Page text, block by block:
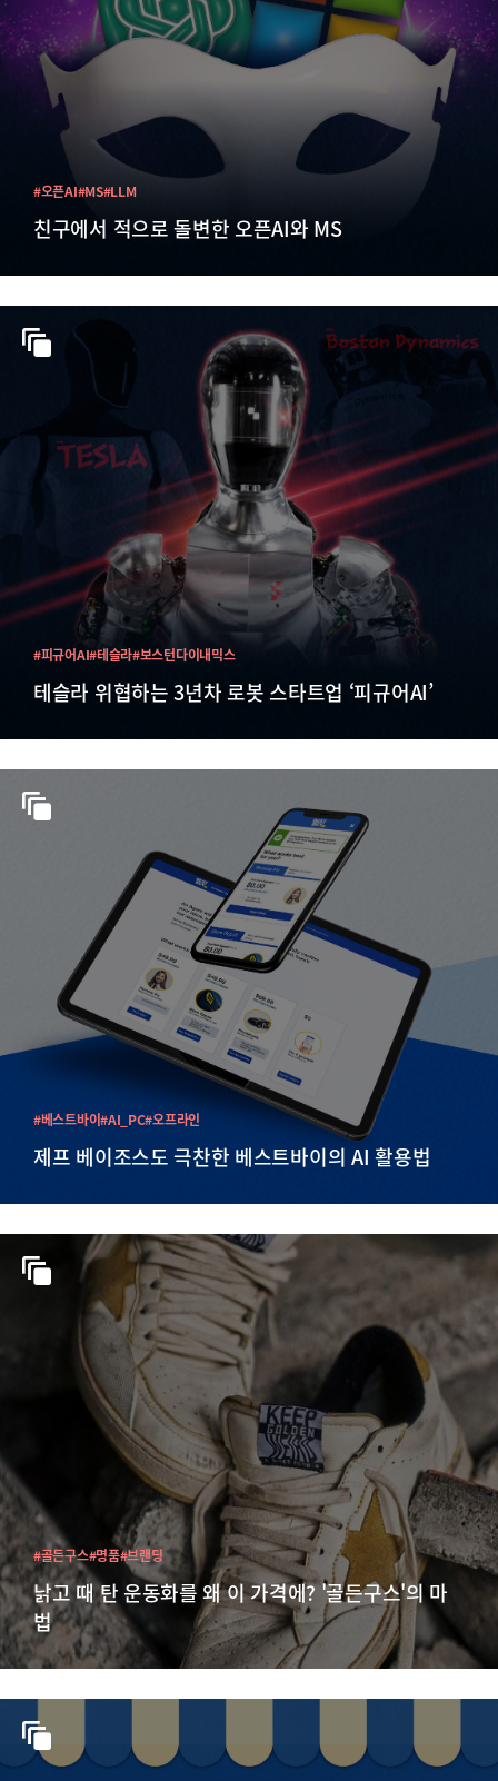
친구에서 적으로 돌변한 오픈AI와 MS
#오픈AI#MS#LLM
테슬라 위협하는 3년차 로봇 스타트업 ‘피규어AI’
#피규어AI#테슬라#보스턴다이내믹스
제프 베이조스도 극찬한 베스트바이의 AI 활용법
#베스트바이#AI_PC#오프라인
낡고 때 탄 운동화를 왜 이 가격에? '골든구스'의 마
법
#골든구스#명품#브랜딩